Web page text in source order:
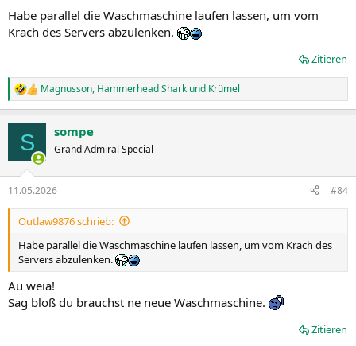
Habe parallel die Waschmaschine laufen lassen, um vom
Krach des Servers abzulenken.
Zitieren
R
e
e
n
Magnusson, Hammerhead Shark und Krümel
S sompe
Grand Admiral Special
11.05.2026 #84
Outlaw9876 schrieb:
Habe parallel die Waschmaschine laufen lassen, um vom Krach des
Servers abzulenken.
Au weia!
Sag bloß du brauchst ne neue Waschmaschine.
Zitieren